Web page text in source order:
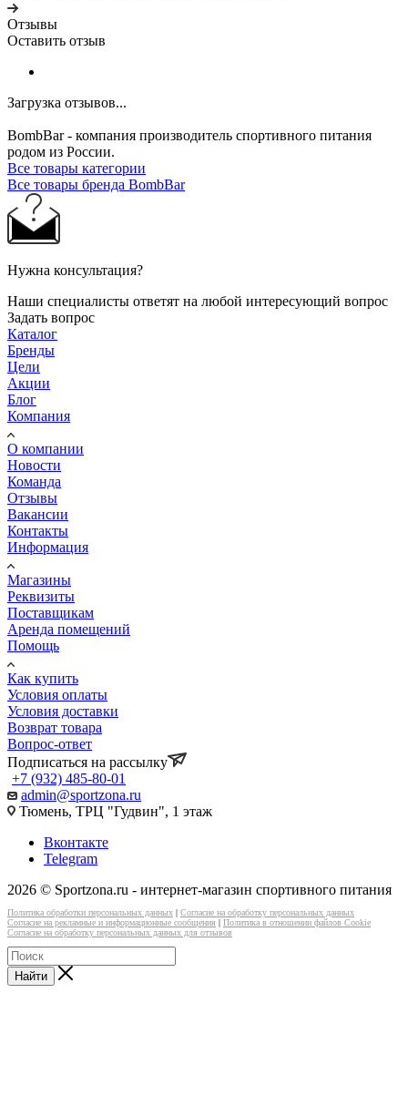
Отзывы
Оставить отзыв
Загрузка отзывов...
BombBar - компания производитель спортивного питания
родом из России.
Все товары категории
Все товары бренда BombBar
Нужна консультация?
Наши специалисты ответят на любой интересующий вопрос
Задать вопрос
Каталог
Бренды
Цели
Акции
Блог
Компания
О компании
Новости
Команда
Отзывы
Вакансии
Контакты
Информация
Магазины
Реквизиты
Поставщикам
Аренда помещений
Помощь
Как купить
Условия оплаты
Условия доставки
Возврат товара
Вопрос-ответ
Подписаться на рассылку
+7 (932) 485-80-01
admin@sportzona.ru
Тюмень, ТРЦ "Гудвин", 1 этаж
Вконтакте
Telegram
2026 © Sportzona.ru - интернет-магазин спортивного питания
Политика обработки персональных данных | Согласие на обработку персональных данных
Согласие на рекламные и информационные сообщения | Политика в отношении файлов Cookie
Согласие на обработку персональных данных для отзывов
Найти